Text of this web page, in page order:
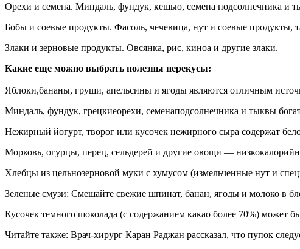
Орехи и семена. Миндаль, фундук, кешью, семена подсолнечника и
Бобы и соевые продукты. Фасоль, чечевица, нут и соевые продукты,
Злаки и зерновые продукты. Овсянка, рис, киноа и другие злаки.
Какие еще можно выбрать полезны перекусы:
Яблоки,бананы, груши, апельсины и ягоды являются отличным
Миндаль, фундук, грецкиеорехи, семенаподсолнечника и тыквы
Нежирный йогурт, творог или кусочек нежирного сыра содержат
Морковь, огурцы, перец, сельдерей и другие овощи —
Хлебцы из цельнозерновой муки с хумусом (измельченные нут и
Зеленые смузи: Смешайте свежие шпинат, банан, ягоды и молоко в
Кусочек темного шоколада (с содержанием какао более 70%)
Читайте также: Врач-хирург Каран Раджан рассказал, что пупок